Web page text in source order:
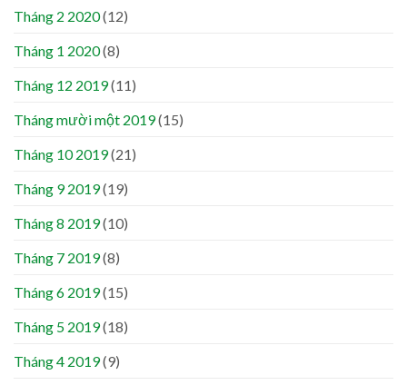
Tháng 2 2020(12)
Tháng 1 2020(8)
Tháng 12 2019(11)
Tháng mười một 2019(15)
Tháng 10 2019(21)
Tháng 9 2019(19)
Tháng 8 2019(10)
Tháng 7 2019(8)
Tháng 6 2019(15)
Tháng 5 2019(18)
Tháng 4 2019(9)